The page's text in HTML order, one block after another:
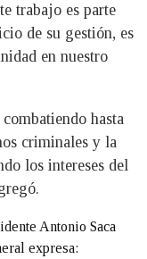
trabajo es parte
de su gestión, es
en nuestro
hasta
criminales y la
los intereses del
Antonio Saca
expresa: